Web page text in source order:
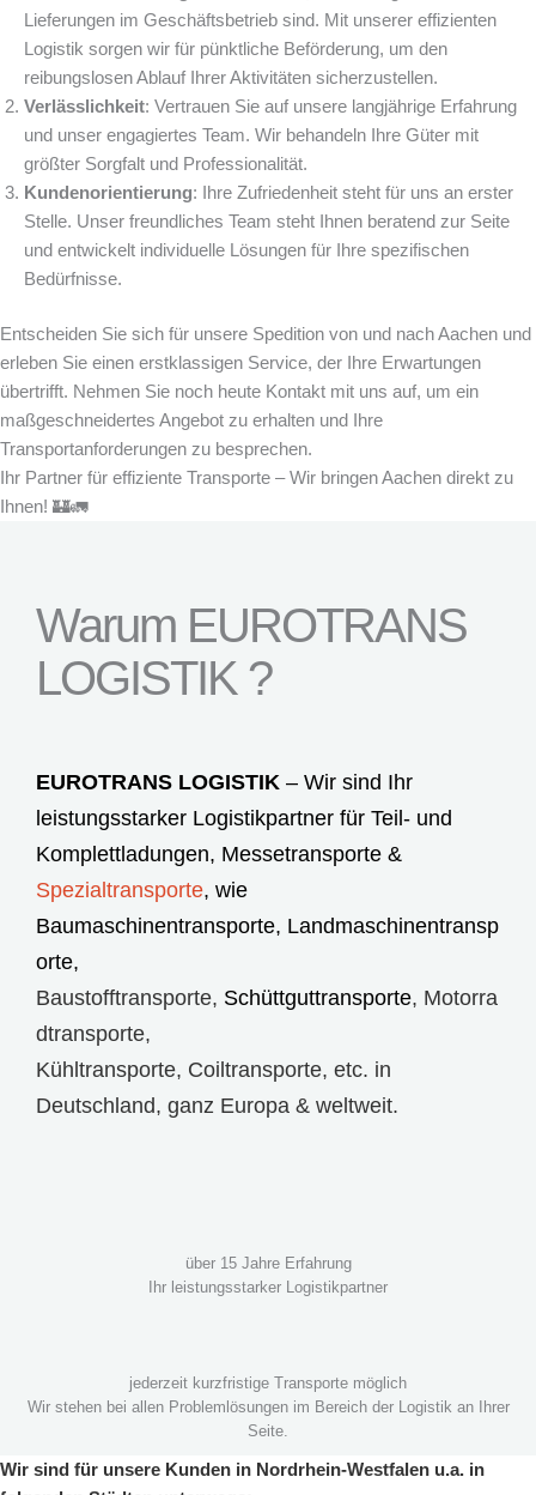
Lieferungen im Geschäftsbetrieb sind. Mit unserer effizienten
Logistik sorgen wir für pünktliche Beförderung, um den
reibungslosen Ablauf Ihrer Aktivitäten sicherzustellen.
Verlässlichkeit: Vertrauen Sie auf unsere langjährige Erfahrung
und unser engagiertes Team. Wir behandeln Ihre Güter mit
größter Sorgfalt und Professionalität.
Kundenorientierung: Ihre Zufriedenheit steht für uns an erster
Stelle. Unser freundliches Team steht Ihnen beratend zur Seite
und entwickelt individuelle Lösungen für Ihre spezifischen
Bedürfnisse.
Entscheiden Sie sich für unsere Spedition von und nach Aachen und
erleben Sie einen erstklassigen Service, der Ihre Erwartungen
übertrifft. Nehmen Sie noch heute Kontakt mit uns auf, um ein
maßgeschneidertes Angebot zu erhalten und Ihre
Transportanforderungen zu besprechen.
Ihr Partner für effiziente Transporte – Wir bringen Aachen direkt zu
Ihnen! 🏰🚛
Warum EUROTRANS
LOGISTIK ?
EUROTRANS LOGISTIK – Wir sind Ihr
leistungsstarker Logistikpartner für Teil- und
Komplettladungen, Messetransporte &
Spezialtransporte, wie
Baumaschinentransporte, Landmaschinentransp
orte,
Baustofftransporte, Schüttguttransporte, Motorra
dtransporte,
Kühltransporte, Coiltransporte, etc. in
Deutschland, ganz Europa & weltweit.
über 15 Jahre Erfahrung
Ihr leistungsstarker Logistikpartner
jederzeit kurzfristige Transporte möglich
Wir stehen bei allen Problemlösungen im Bereich der Logistik an Ihrer
Seite.
Wir sind für unsere Kunden in Nordrhein-Westfalen u.a. in